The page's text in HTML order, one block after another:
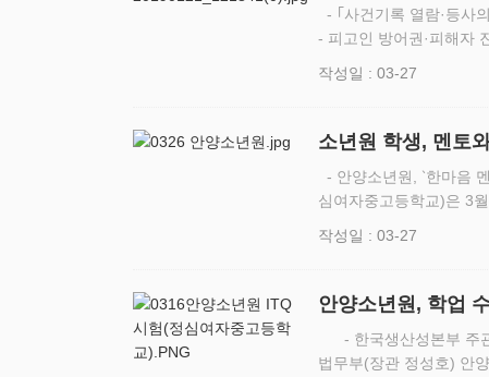
- ｢사건기록 열람·등사
- 피고인 방어권·피해자
람·등사를 …
작성일 : 03-27
소년원 학생, 멘토
- 안양소년원, ‵한마음 멘토링 결연식’ 개최
심여자중고등학교)은 3
반이 약한 학생들…
작성일 : 03-27
안양소년원, 학업
회복귀 지원
법무부(장관 정성호) 안